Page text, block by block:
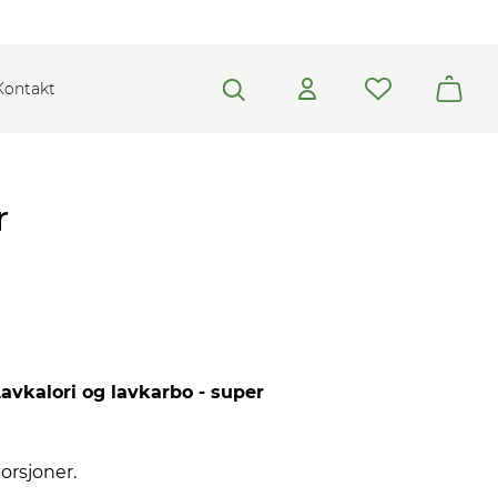
og lavkarbo - super